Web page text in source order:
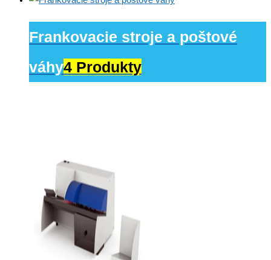
Frankovacie stroje a poštové
váhy4 Produkty